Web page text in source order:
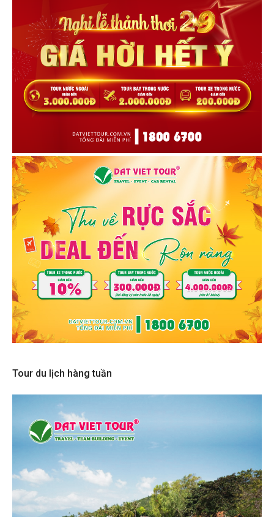
Tour du lịch hàng tuần